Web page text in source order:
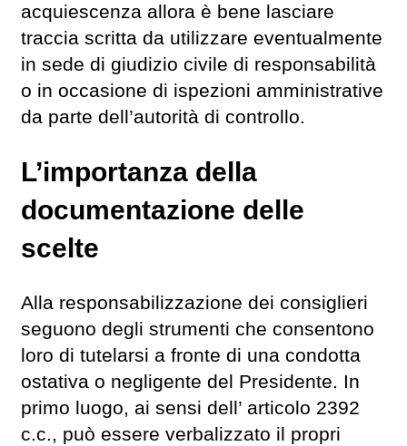
acquiescenza allora è bene lasciare
traccia scritta da utilizzare eventualmente
in sede di giudizio civile di responsabilità
o in occasione di ispezioni amministrative
da parte dell’autorità di controllo.
L’importanza della
documentazione delle
scelte
Alla responsabilizzazione dei consiglieri
seguono degli strumenti che consentono
loro di tutelarsi a fronte di una condotta
ostativa o negligente del Presidente. In
primo luogo, ai sensi dell’ articolo 2392
c.c., può essere verbalizzato il propri